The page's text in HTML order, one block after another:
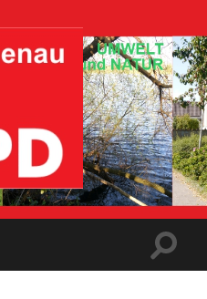
SPD-
Büchenau